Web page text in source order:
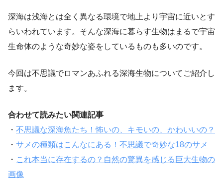
深海は浅海とは全く異なる環境で地上より宇宙に近いとす
らいわれています。そんな深海に暮らす生物はまるで宇宙
生命体のような奇妙な姿をしているものも多いのです。
今回は不思議でロマンあふれる深海生物についてご紹介し
ます。
合わせて読みたい関連記事
・ 不思議な深海魚たち！怖いの、キモいの、かわいいの？
・ サメの種類はこんなにある！不思議で奇妙な18のサメ
・ これ本当に存在するの？自然の驚異を感じる巨大生物の
画像